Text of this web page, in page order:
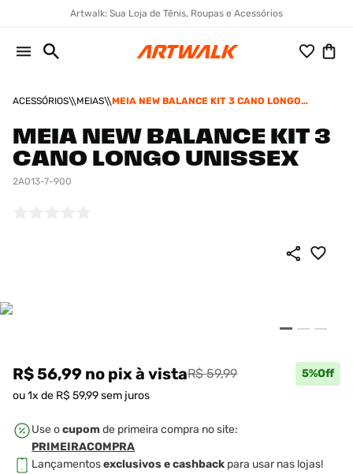
Artwalk: Sua Loja de Tênis, Roupas e Acessórios
ACESSÓRIOS MEIAS
MEIA NEW BALANCE KIT 3 CANO LONGO
MEIA NEW BALANCE KIT 3
CANO LONGO UNISSEX
2A013-7-900
R$ 56,99 no pixà vistaR$ 59,99 5%Off
ou1x de R$ 59,99sem juros
Use ocupom de primeira compra no site:
PRIMEIRACOMPRA
Lançamentosexclusivos e cashback para usar nas lojas!